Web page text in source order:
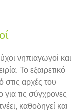
νηπιαγωγοί και
Το εξαιρετικό
στις αρχές του
τις σύγχρονες
καθοδηγεί και